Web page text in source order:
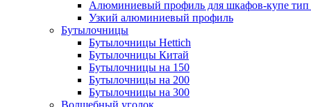
Алюминиевый профиль для шкафов-купе
Узкий алюминиевый профиль
Бутылочницы
Бутылочницы Hettich
Бутылочницы Китай
Бутылочницы на 150
Бутылочницы на 200
Бутылочницы на 300